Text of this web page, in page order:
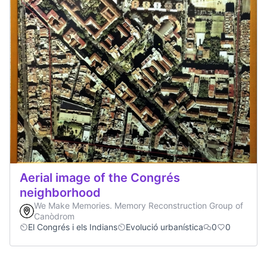
Aerial image of the Congrés
neighborhood
We Make Memories. Memory Reconstruction Group of
Canòdrom
El Congrés i els Indians
Evolució urbanística 0 0